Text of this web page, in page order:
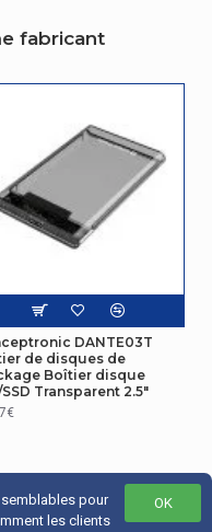
fabricant
DANTE03T
de disques de
Boîtier disque
Transparent 2.5"
OK
pour
les clients